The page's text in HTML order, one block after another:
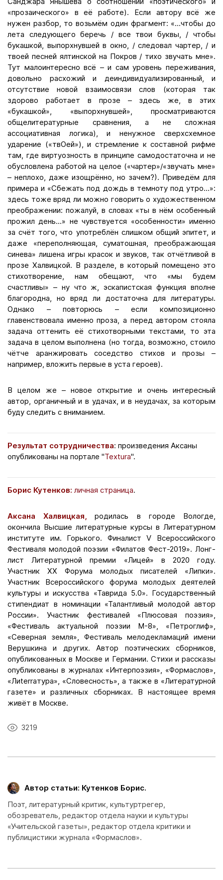
«прозаического» в её работе). Если автору всё же
нужен разбор, то возьмём один фрагмент: «...чтобы до
лета следующего беречь / все твои буквы, / чтобы
букашкой, выпорхнувшей в окно, / следовал чартер, / и
твоей песней ялтинской на Покров / тихо звучать мне».
Тут малоинтересно всё – и сам уровень переживания,
довольно расхожий и деиндивидуализированный, и
отсутствие новой взаимосвязи слов (которая так
здорово работает в прозе – здесь же, в этих
«букашкой», «выпорхнувшей», просматриваются
общелитературные сравнения, а не сложная
ассоциативная логика), и ненужное сверхсхемное
ударение («твОей»), и стремление к составной рифме
там, где виртуозность в принципе самодостаточна и не
обусловлена работой на целое («чартер»/«звучать мне»
– неплохо, даже изощрённо, но зачем?). Приведём для
примера и «Сбежать под дождь в темноту под утро...»:
здесь тоже вряд ли можно говорить о художественном
преображении: пожалуй, в словах «ты в нём особенный
прожил день...» не чувствуется «особенности» именно
за счёт того, что употреблён слишком общий эпитет, и
даже «переполняющая, суматошная, преображающая
синева» лишена игры красок и звуков, так отчётливой в
прозе Халвицкой. В разделе, в который помещено это
стихотворение, нам обещают, что «мы будем
счастливы» – ну что ж, эскапистская функция вполне
благородна, но вряд ли достаточна для литературы.
Однако – повторюсь – если композиционно
главенствовала именно проза, а перед автором стояла
задача оттенить её стихотворными текстами, то эта
задача в целом выполнена (но тогда, возможно, стоило
чётче аранжировать соседство стихов и прозы –
например, вложить первые в уста героев).
В целом же – новое открытие и очень интересный
автор, органичный и в удачах, и в неудачах, за которым
буду следить с вниманием.
Результат сотрудничества: произведения Аксаны
опубликованы на портале "Textura".
Борис Кутенков: личная страница.
Аксана Халвицкая,родилась в городе Вологде,
окончила Высшие литературные курсы в Литературном
институте им. Горького. Финалист V Всероссийского
Фестиваля молодой поэзии «Филатов Фест-2019». Лонг-
лист Литературной премии «Лицей» в 2020 году.
Участник XX Форума молодых писателей «Липки».
Участник Всероссийского форума молодых деятелей
культуры и искусства «Таврида 5.0». Государственный
стипендиат в номинации «Талантливый молодой автор
России». Участник фестивалей «Плюсовая поэзия»,
«Фестиваль актуальной поэзии М-8», «Петроглиф»,
«Северная земля», Фестиваль мелодекламаций имени
Верушкина и других. Автор поэтических сборников,
опубликованных в Москве и Германии. Стихи и рассказы
опубликованы в журналах «Интерпоэзия», «Формаслов»,
«Лиterraтура», «Словесность», а также в «Литературной
газете» и различных сборниках. В настоящее время
живёт в Москве.
3219
Автор статьи: Кутенков Борис.
Поэт, литературный критик, культуртрегер,
обозреватель, редактор отдела науки и культуры
«Учительской газеты», редактор отдела критики и
публицистики журнала «Формаслов».